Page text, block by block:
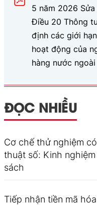
5 năm 2026
Điều 20 Thông
định các giới
hoạt động của
hàng nước ngoài
ĐỌC NHIỀU
Cơ chế thử nghiệm
thuật số: Kinh
sách
Tiếp nhận tiền mã